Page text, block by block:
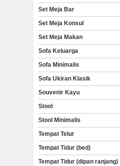
Set Meja Bar
Set Meja Konsul
Set Meja Makan
Sofa Keluarga
Sofa Minimalis
Sofa Ukiran Klasik
Souvenir Kayu
Stool
Stool Minimalis
Tempat Telur
Tempat Tidur (bed)
Tempat Tidur (dipan ranjang)